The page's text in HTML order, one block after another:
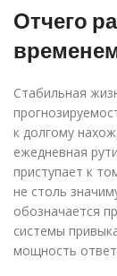
Отчего
Стабильная
к долгому
ежедневная
приступает к
не столь
обозначается
системы
мощность